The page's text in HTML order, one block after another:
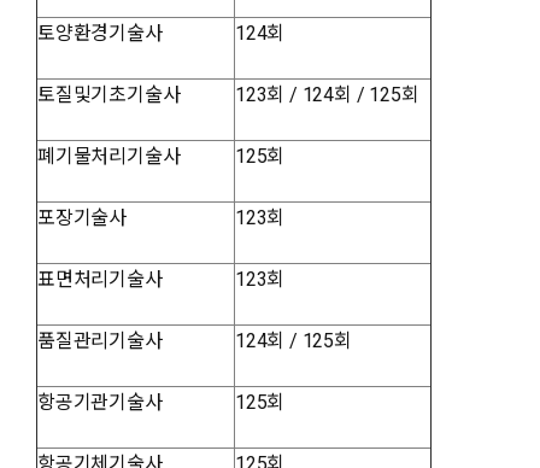
토양환경기술사 124회
토질및기초기술사 123회 / 124회 / 125회
폐기물처리기술사 125회
포장기술사 123회
표면처리기술사 123회
품질관리기술사 124회 / 125회
항공기관기술사 125회